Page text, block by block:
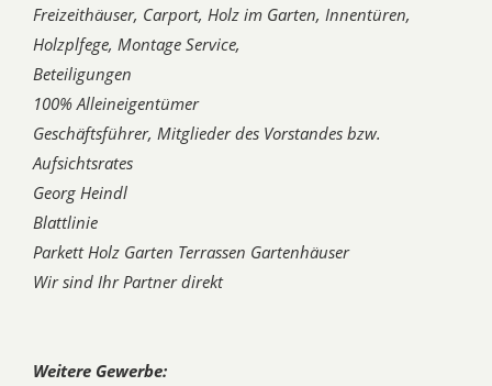
Freizeithäuser, Carport, Holz im Garten, Innentüren,
Holzplfege, Montage Service,
Beteiligungen
100% Alleineigentümer
Geschäftsführer, Mitglieder des Vorstandes bzw.
Aufsichtsrates
Georg Heindl
Blattlinie
Parkett Holz Garten Terrassen Gartenhäuser
Wir sind Ihr Partner direkt
Weitere Gewerbe: